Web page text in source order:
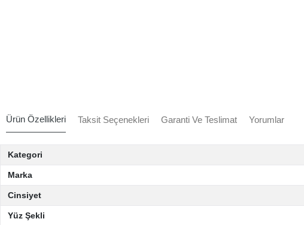
Ürün Özellikleri Taksit Seçenekleri Garanti Ve Teslimat Yorumlar
Kategori
Marka
Cinsiyet
Yüz Şekli